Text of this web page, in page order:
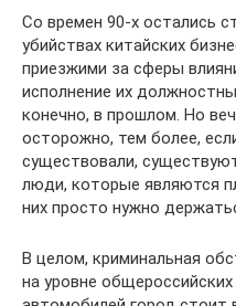
Со времен 90-х остались
убийствах китайских
приезжими за сферы
исполнение их
конечно, в прошлом. Но
осторожно, тем более,
существовали,
люди, которые являются
них просто нужно
В целом, криминальная
на уровне